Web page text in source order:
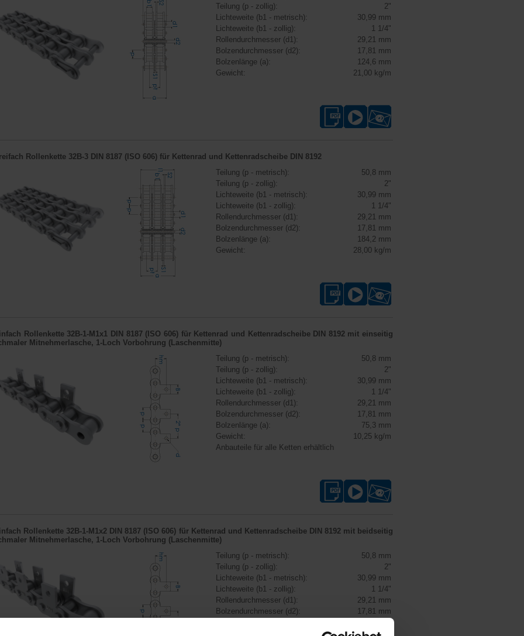
Teilung (p - zollig):
2"
Lichteweite (b1 - metrisch):
30,99 mm
Lichteweite (b1 - zollig):
1 1/4"
Rollendurchmesser (d1):
29,21 mm
Bolzendurchmesser (d2):
17,81 mm
Bolzenlänge (a):
124,6 mm
Gewicht:
21,00 kg/m
Rollenkette 32B-3 DIN 8187 (ISO 606) für Kettenrad und
Kettenradscheibe DIN 8192
Teilung (p - metrisch):
50,8 mm
Teilung (p - zollig):
2"
Lichteweite (b1 - metrisch):
30,99 mm
Lichteweite (b1 - zollig):
1 1/4"
Rollendurchmesser (d1):
29,21 mm
Bolzendurchmesser (d2):
17,81 mm
Bolzenlänge (a):
184,2 mm
Gewicht:
28,00 kg/m
Rollenkette 32B-1-M1x1 DIN 8187 (ISO 606) für Kettenrad und Kettenradscheibe DIN 8192 mit einseitig
Mitnehmerlasche, 1-Loch Vorbohrung (Laschenmitte)
Teilung (p - metrisch):
50,8 mm
Teilung (p - zollig):
2"
Lichteweite (b1 - metrisch):
30,99 mm
Lichteweite (b1 - zollig):
1 1/4"
Rollendurchmesser (d1):
29,21 mm
Bolzendurchmesser (d2):
17,81 mm
Bolzenlänge (a):
75,3 mm
Gewicht:
10,25 kg/m
Anbauteile für alle Ketten erhältlich
Rollenkette 32B-1-M1x2 DIN 8187 (ISO 606) für Kettenrad und Kettenradscheibe DIN 8192 mit beidseitig
Mitnehmerlasche, 1-Loch Vorbohrung (Laschenmitte)
Teilung (p - metrisch):
50,8 mm
Teilung (p - zollig):
2"
Lichteweite (b1 - metrisch):
30,99 mm
Lichteweite (b1 - zollig):
1 1/4"
Rollendurchmesser (d1):
29,21 mm
Bolzendurchmesser (d2):
17,81 mm
10,25 kg/m